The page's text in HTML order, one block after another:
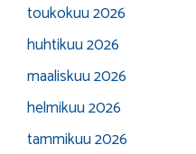
toukokuu 2026
huhtikuu 2026
maaliskuu 2026
helmikuu 2026
tammikuu 2026